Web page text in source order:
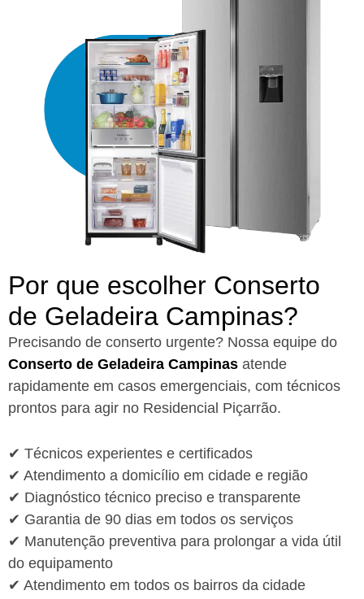
Por que escolher Conserto
de Geladeira Campinas?​
Precisando de conserto urgente? Nossa equipe do
Conserto de Geladeira Campinas atende
rapidamente em casos emergenciais, com técnicos
prontos para agir no Residencial Piçarrão.
✔ Técnicos experientes e certificados
✔ Atendimento a domicílio em cidade e região
✔ Diagnóstico técnico preciso e transparente
✔ Garantia de 90 dias em todos os serviços
✔ Manutenção preventiva para prolongar a vida útil
do equipamento
✔ Atendimento em todos os bairros da cidade